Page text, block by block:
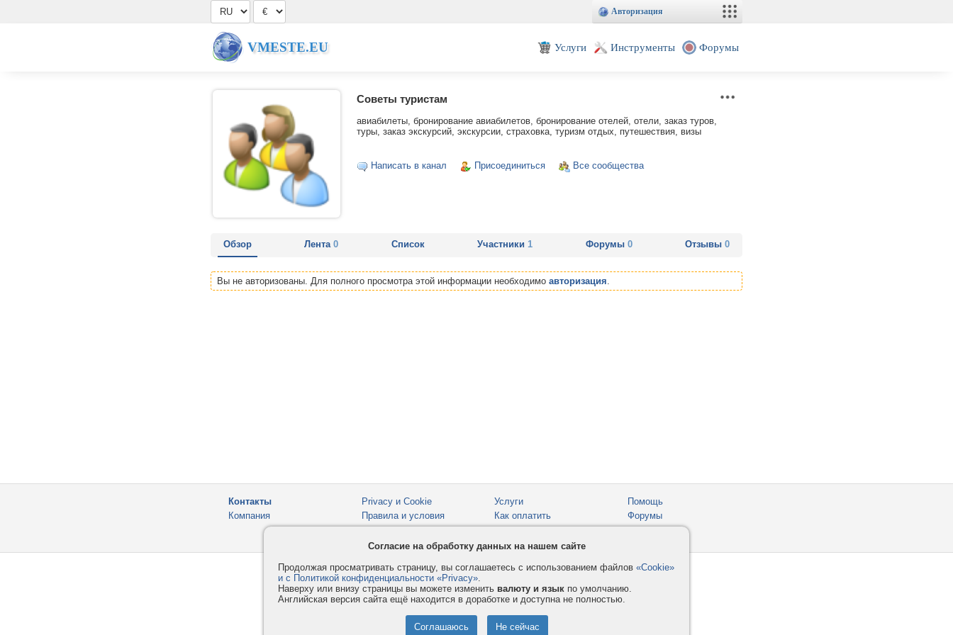
Авторизация
VMESTE.EU Услуги Инструменты Форумы
Советы туристам
авиабилеты, бронирование авиабилетов, бронирование отелей, отели, заказ туров,
туры, заказ экскурсий, экскурсии, страховка, туризм отдых, путешествия, визы
Написать в канал Присоединиться Все сообщества
Обзор Лента0 Список Участники1 Форумы 0 Отзывы 0
Вы не авторизованы. Для полного просмотра этой информации необходимо авторизация.
Контакты
Компания
Privacy и Cookie
Правила и условия
Услуги
Как оплатить
Помощь
Форумы
Согласие на обработку данных на нашем сайте
Продолжая просматривать страницу, вы соглашаетесь с использованием файлов «Cookie»
и с Политикой конфиденциальности «Privacy».
Наверху или внизу страницы вы можете изменить валюту и язык по умолчанию.
Английская версия сайта ещё находится в доработке и доступна не полностью.